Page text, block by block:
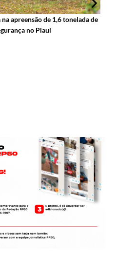
apreensão de 1,6 tonelada de
no Piauí